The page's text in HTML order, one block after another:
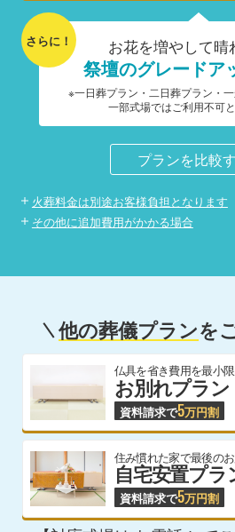
さらに！ お花を増やして晴
祭壇のグレードア
※一日葬プラン・二日葬プラン・一
一部式場ではご利用不可と
プランを比較
火葬料金は別途お客様負担となります
その他に追加費用がかかる場合
他の葬儀プランを
仏具を省き費用を最小
お別れプラン
資料請求で5万円割
住み慣れた家で最後の
自宅安置プラ
資料請求で5万円割